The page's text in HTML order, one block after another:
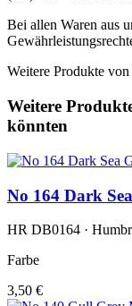
Bei allen Waren aus
Weitere Produkte
Weitere
könnten
No 164 Dark
HR DB0164 ·
Farbe
3,50 €